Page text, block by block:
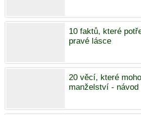
10 faktů, které
pravé lásce
20 věcí, které
manželství - návod